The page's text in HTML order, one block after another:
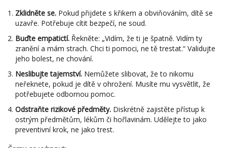
Zklidněte se. Pokud přijdete s křikem a obviňováním, dítě se
uzavře. Potřebuje cítit bezpečí, ne soud.
Buďte empatictí. Řekněte: „Vidím, že ti je špatně. Vidím ty
zranění a mám strach. Chci ti pomoci, ne tě trestat.“ Validujte
jeho bolest, ne chování.
Neslibujte tajemství. Nemůžete slibovat, že to nikomu
neřeknete, pokud je dítě v ohrožení. Musíte mu vysvětlit, že
potřebujete odbornou pomoc.
Odstraňte rizikové předměty. Diskrétně zajistěte přístup k
ostrým předmětům, lékům či hořlavinám. Udělejte to jako
preventivní krok, ne jako trest.